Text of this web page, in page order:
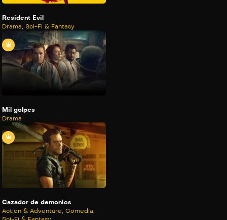
Resident Evil
Drama
Sci-Fi & Fantasy
Mil golpes
Drama
Cazador de demonios
Action & Adventure, Comedia,